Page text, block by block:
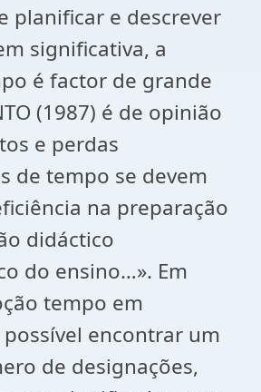
planificar e descrever
significativa, a
é factor de grande
(1987) é de opinião
e perdas
de tempo se devem
na preparação
didáctico
do ensino…». Em
tempo em
possível encontrar um
de designações,